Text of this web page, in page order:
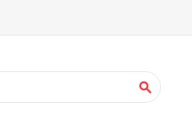
search